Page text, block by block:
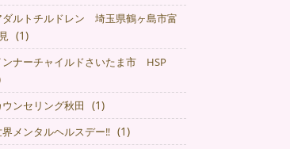
ダルトチルドレン 埼玉県鶴ヶ島市富
(1)
ンナーチャイルドさいたま市 HSP
ウンセリング秋田 (1)
メンタルヘルスデー‼️ (1)